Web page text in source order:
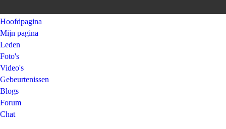
Hoofdpagina
Mijn pagina
Leden
Foto's
Video's
Gebeurtenissen
Blogs
Forum
Chat